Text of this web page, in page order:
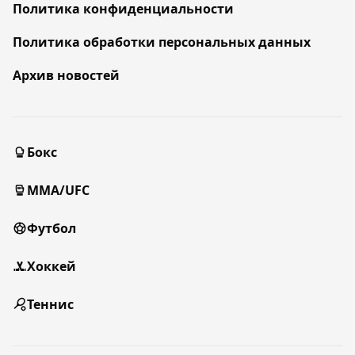
Политика конфиденциальности
Политика обработки персональных данных
Архив новостей
Бокс
MMA/UFC
Футбол
Хоккей
Теннис